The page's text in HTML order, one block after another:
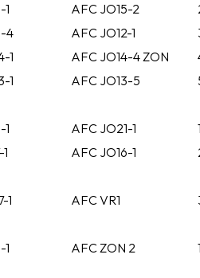
AFC JO15-2
4 AFC JO12-1
1 AFC JO14-4 ZON
1 AFC JO13-5
AFC JO21-1
AFC JO16-1
1 AFC VR1
AFC ZON 2